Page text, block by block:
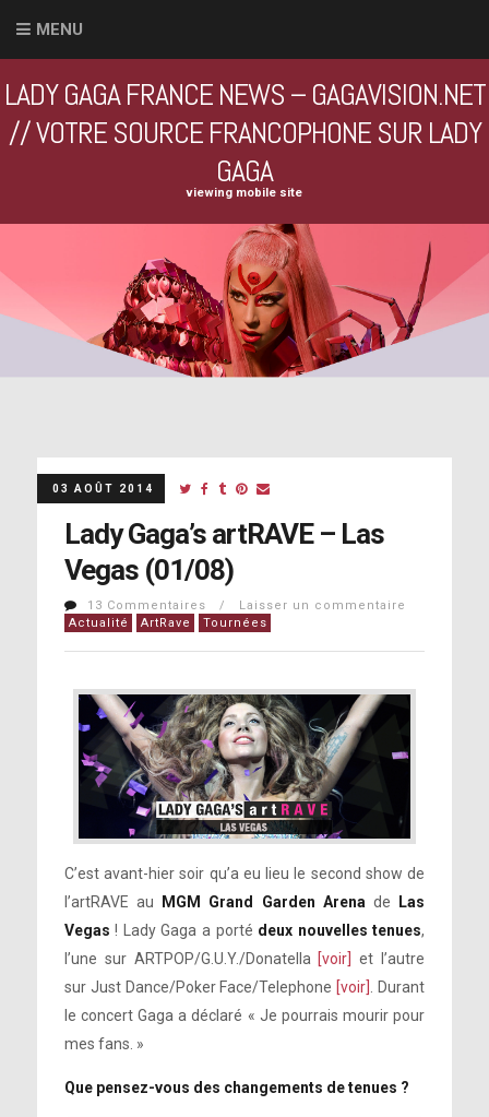
MENU
LADY GAGA FRANCE NEWS – GAGAVISION.NET
// VOTRE SOURCE FRANCOPHONE SUR LADY
GAGA
viewing mobile site
03 AOÛT 2014
Lady Gaga’s artRAVE – Las
Vegas (01/08)
13 Commentaires / Laisser un commentaire
Actualité
ArtRave Tournées
C’est avant-hier soir qu’a eu lieu le second show de
l’artRAVE au
MGM Grand Garden Arenade
Las
Vegas ! Lady Gaga a porté deux nouvelles tenues,
l’une sur ARTPOP/G.U.Y./Donatella [voir]
et l’autre
sur Just Dance/Poker Face/Telephone [voir] . Durant
le concert Gaga a déclaré « Je pourrais mourir pour
mes fans. »
Que pensez-vous des changements de tenues ?